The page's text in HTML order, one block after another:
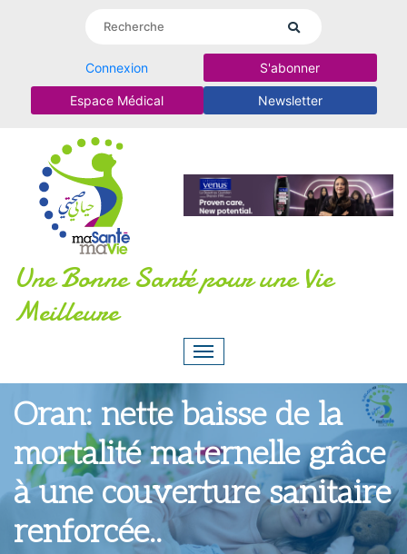
Connexion S'abonner
Espace Médical Newsletter
Une Bonne Santé pour une Vie
Meilleure
Oran: nette baisse de la
mortalité maternelle grâce
à une couverture sanitaire
renforcée..